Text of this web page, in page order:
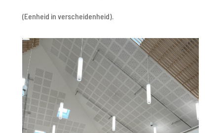
(Eenheid in verscheidenheid).